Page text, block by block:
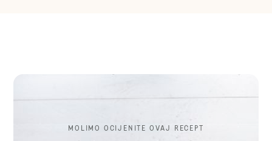
MOLIMO OCIJENITE OVAJ RECEPT